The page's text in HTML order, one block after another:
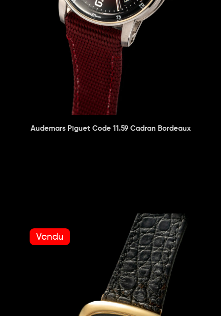
Audemars Piguet Code 11.59 Cadran Bordeaux
Vendu